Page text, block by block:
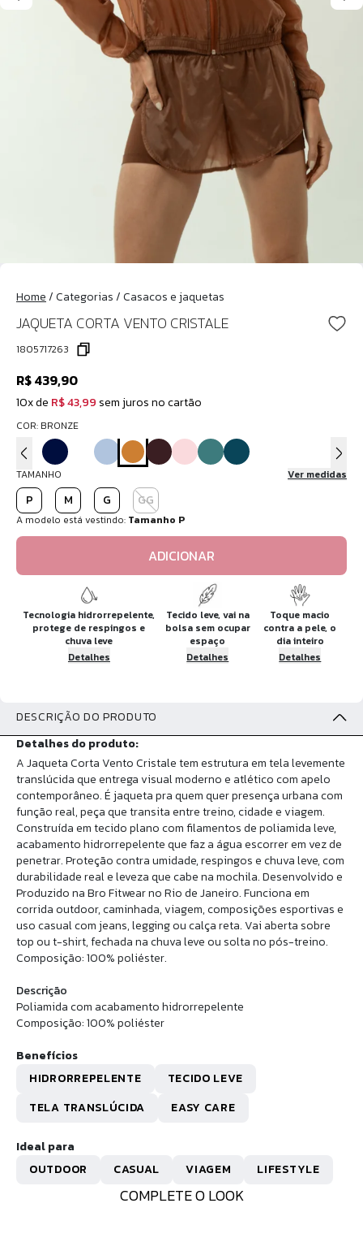
Home/Categorias/Casacos e jaquetas
JAQUETA CORTA VENTO CRISTALE
1805717263
R$ 439,90
10x de R$ 43,99 sem juros no cartão
COR: BRONZE
TAMANHO Ver medidas
P M G GG
A modelo está vestindo: Tamanho P
ADICIONAR
Tecnologia hidrorrepelente,
protege de respingos e
chuva leve
Detalhes
Tecido leve, vai na
bolsa sem ocupar
espaço
Detalhes
Toque macio
contra a pele, o
dia inteiro
Detalhes
COMPLETE O LOOK
DESCRIÇÃO DO PRODUTO
Detalhes do produto:
A Jaqueta Corta Vento Cristale tem estrutura em tela levemente
translúcida que entrega visual moderno e atlético com apelo
contemporâneo. É jaqueta pra quem quer presença urbana com
função real, peça que transita entre treino, cidade e viagem.
Construída em tecido plano com filamentos de poliamida leve,
acabamento hidrorrepelente que faz a água escorrer em vez de
penetrar. Proteção contra umidade, respingos e chuva leve, com
durabilidade real e leveza que cabe na mochila. Desenvolvido e
Produzido na Bro Fitwear no Rio de Janeiro. Funciona em
corrida outdoor, caminhada, viagem, composições esportivas e
uso casual com jeans, legging ou calça reta. Vai aberta sobre
top ou t-shirt, fechada na chuva leve ou solta no pós-treino.
Composição: 100% poliéster.
Descrição
Poliamida com acabamento hidrorrepelente
Composição: 100% poliéster
Benefícios
HIDRORREPELENTE
TECIDO LEVE
TELA TRANSLÚCIDA
EASY CARE
Ideal para
OUTDOOR
CASUAL VIAGEM LIFESTYLE